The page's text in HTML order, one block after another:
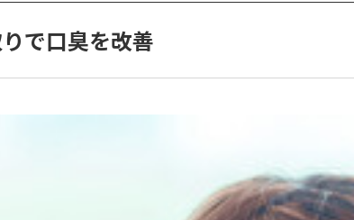
で口臭を改善